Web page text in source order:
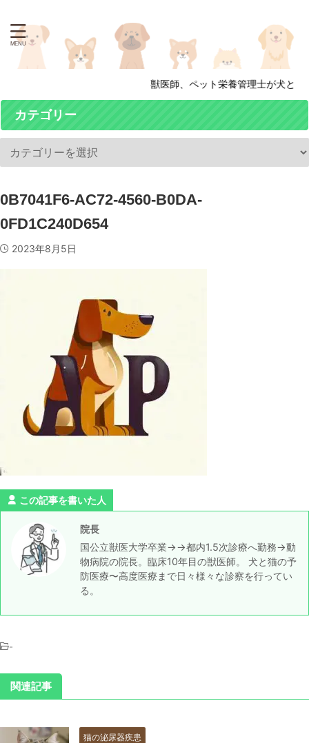
獣医師、ペット栄養管理士が犬と猫
カテゴリー
0B7041F6-AC72-4560-B0DA-
0FD1C240D654
2023年8月5日
この記事を書いた人
院長
国公立獣医大学卒業→→都内1.5次診療へ勤務→動
物病院の院長。臨床10年目の獣医師。 犬と猫の予
防医療〜高度医療まで日々様々な診察を行ってい
る。
-
関連記事
猫の泌尿器疾患